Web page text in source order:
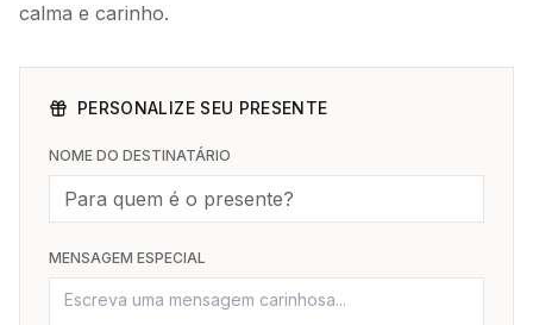
calma e carinho.
PERSONALIZE SEU PRESENTE
NOME DO DESTINATÁRIO
MENSAGEM ESPECIAL